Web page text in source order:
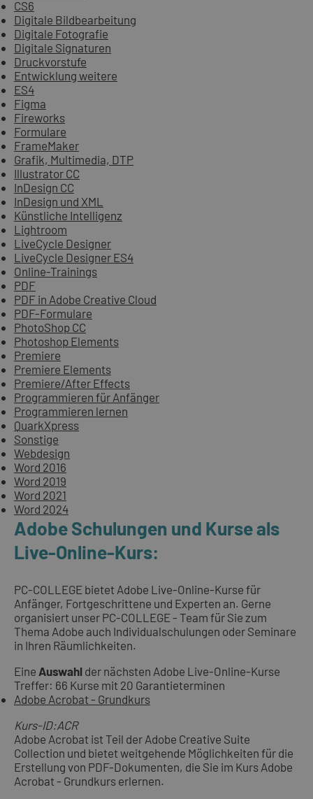
CS6
Digitale Bildbearbeitung
Digitale Fotografie
Digitale Signaturen
Druckvorstufe
Entwicklung weitere
ES4
Figma
Fireworks
Formulare
FrameMaker
Grafik, Multimedia, DTP
Illustrator CC
InDesign CC
InDesign und XML
Künstliche Intelligenz
Lightroom
LiveCycle Designer
LiveCycle Designer ES4
Online-Trainings
PDF
PDF in Adobe Creative Cloud
PDF-Formulare
PhotoShop CC
Photoshop Elements
Premiere
Premiere Elements
Premiere/After Effects
Programmieren für Anfänger
Programmieren lernen
QuarkXpress
Sonstige
Webdesign
Word 2016
Word 2019
Word 2021
Word 2024
Adobe Schulungen und Kurse als
Live-Online-Kurs:
PC-COLLEGE bietet Adobe Live-Online-Kurse für
Anfänger, Fortgeschrittene und Experten an. Gerne
organisiert unser PC-COLLEGE - Team für Sie zum
Thema Adobe auch Individualschulungen oder Seminare
in Ihren Räumlichkeiten.
Eine Auswahl der nächsten Adobe Live-Online-Kurse
Treffer: 66 Kurse mit 20 Garantieterminen
Adobe Acrobat - Grundkurs
Kurs-ID:ACR
Adobe Acrobat ist Teil der Adobe Creative Suite
Collection und bietet weitgehende Möglichkeiten für die
Erstellung von PDF-Dokumenten, die Sie im Kurs Adobe
Acrobat - Grundkurs erlernen.